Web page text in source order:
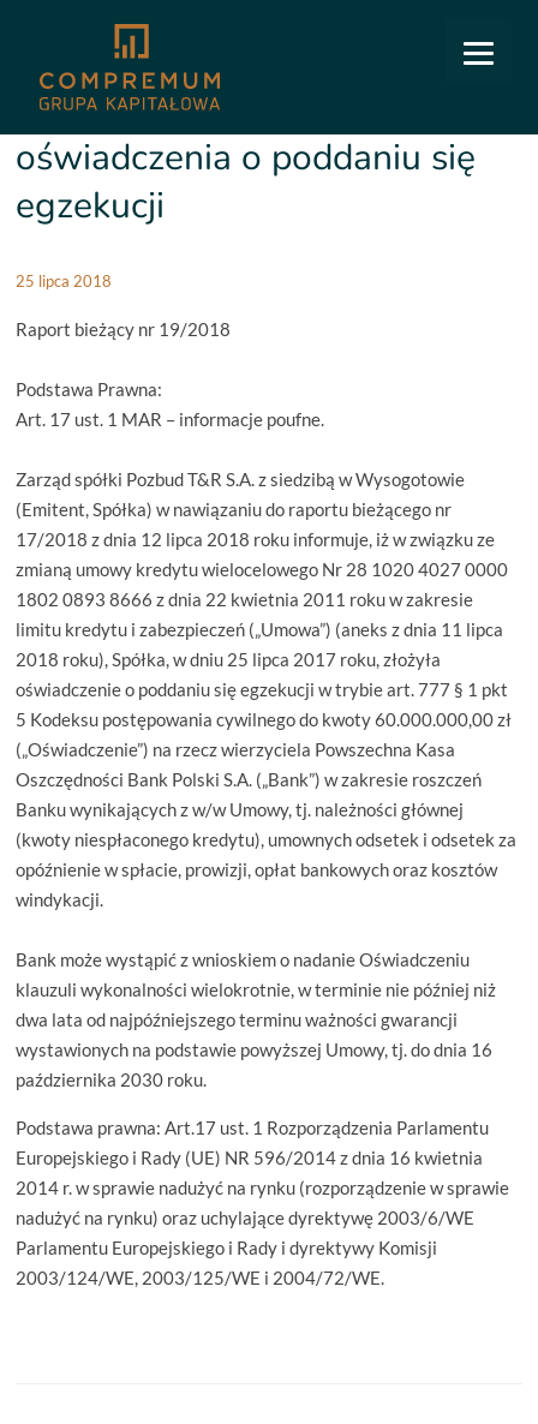
Relacje inwestorskie
o poddaniu się egzekucji
19/2018 Złożenie
oświadczenia o poddaniu się
egzekucji
25 lipca 2018
Raport bieżący nr 19/2018
Podstawa Prawna:
Art. 17 ust. 1 MAR – informacje poufne.
Zarząd spółki Pozbud T&R S.A. z siedzibą w Wysogotowie
(Emitent, Spółka) w nawiązaniu do raportu bieżącego nr
17/2018 z dnia 12 lipca 2018 roku informuje, iż w związku ze
zmianą umowy kredytu wielocelowego Nr 28 1020 4027 0000
1802 0893 8666 z dnia 22 kwietnia 2011 roku w zakresie
limitu kredytu i zabezpieczeń („Umowa”) (aneks z dnia 11 lipca
2018 roku), Spółka, w dniu 25 lipca 2017 roku, złożyła
oświadczenie o poddaniu się egzekucji w trybie art. 777 § 1 pkt
5 Kodeksu postępowania cywilnego do kwoty 60.000.000,00 zł
(„Oświadczenie”) na rzecz wierzyciela Powszechna Kasa
Oszczędności Bank Polski S.A. („Bank”) w zakresie roszczeń
Banku wynikających z w/w Umowy, tj. należności głównej
(kwoty niespłaconego kredytu), umownych odsetek i odsetek za
opóźnienie w spłacie, prowizji, opłat bankowych oraz kosztów
windykacji.
Bank może wystąpić z wnioskiem o nadanie Oświadczeniu
klauzuli wykonalności wielokrotnie, w terminie nie później niż
dwa lata od najpóźniejszego terminu ważności gwarancji
wystawionych na podstawie powyższej Umowy, tj. do dnia 16
października 2030 roku.
Podstawa prawna: Art.17 ust. 1 Rozporządzenia Parlamentu
Europejskiego i Rady (UE) NR 596/2014 z dnia 16 kwietnia
2014 r. w sprawie nadużyć na rynku (rozporządzenie w sprawie
nadużyć na rynku) oraz uchylające dyrektywę 2003/6/WE
Parlamentu Europejskiego i Rady i dyrektywy Komisji
2003/124/WE, 2003/125/WE i 2004/72/WE.